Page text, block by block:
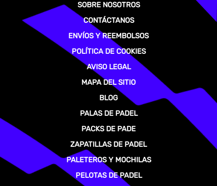
SOBRE NOSOTROS
CONTÁCTANOS
ENVÍOS Y REEMBOLSOS
POLÍTICA DE COOKIES
AVISO LEGAL
MAPA DEL SITIO
BLOG
PALAS DE PADEL
PACKS DE PADE
ZAPATILLAS DE PADEL
PALETEROS Y MOCHILAS
PELOTAS DE PADEL